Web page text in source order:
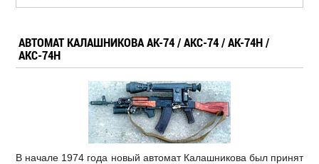
АВТОМАТ КАЛАШНИКОВА АК-74 / АКС-74 / АК-74Н /
АКС-74Н
В начале 1974 года новый автомат Калашникова был принят